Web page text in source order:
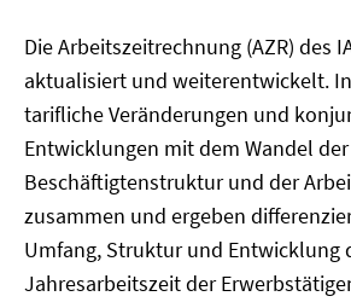
Die Arbeitszeitrechnung (AZR) des
aktualisiert und weiterentwickelt.
tarifliche Veränderungen und
Entwicklungen mit dem Wandel der
Beschäftigtenstruktur und der
zusammen und ergeben
Umfang, Struktur und Entwicklung
Jahresarbeitszeit der